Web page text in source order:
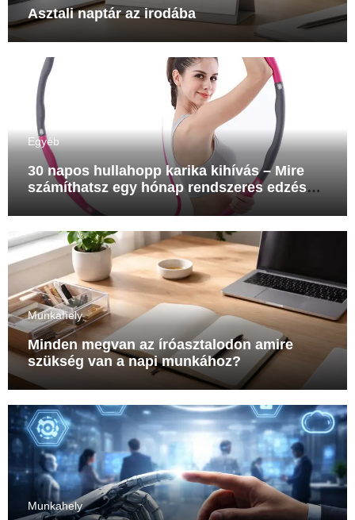
Asztali naptár az irodába
Egyéb
30 napos hullahopp karika kihívás – Mire
számíthatsz egy hónap rendszeres edzés
Munkahely
Minden megvan az íróasztalodon amire
szükség van a napi munkához?
Munkahely